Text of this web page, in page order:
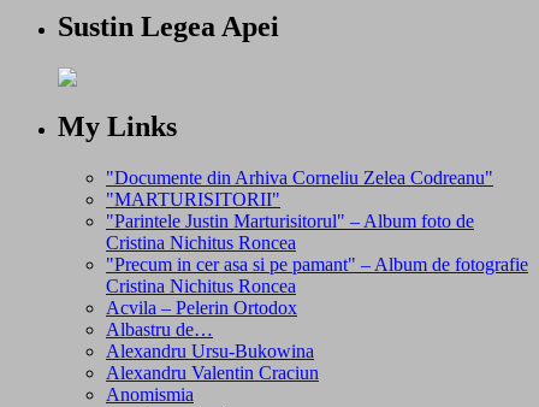
Sustin Legea Apei
My Links
"Documente din Arhiva Corneliu Zelea Codreanu"
"MARTURISITORII"
"Parintele Justin Marturisitorul" – Album foto de
Cristina Nichitus Roncea
"Precum in cer asa si pe pamant" – Album de fotografie
Cristina Nichitus Roncea
Acvila – Pelerin Ortodox
Albastru de…
Alexandru Ursu-Bukowina
Alexandru Valentin Craciun
Anomismia